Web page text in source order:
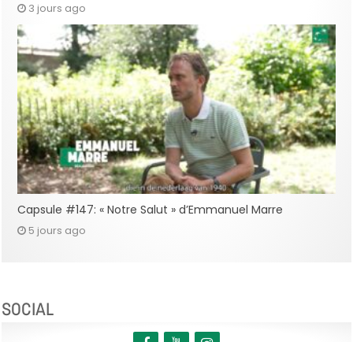
3 jours ago
Capsule #147: « Notre Salut » d’Emmanuel Marre
5 jours ago
SOCIAL